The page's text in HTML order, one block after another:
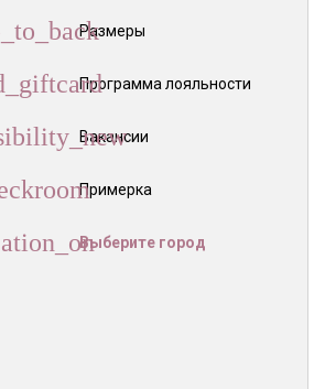
Размеры
Программа лояльности
Вакансии
Примерка
Выберите город